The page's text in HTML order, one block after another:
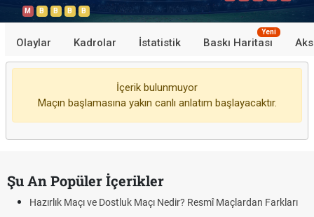
M B B B B
Olaylar Kadrolar İstatistik Baskı Haritası
Yeni
İçerik bulunmuyor
Maçın başlamasına yakın canlı anlatım başlayacaktır.
Şu An Popüler İçerikler
Hazırlık Maçı ve Dostluk Maçı Nedir? Resmî Maçlardan Farkları